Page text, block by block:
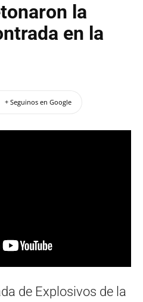
la
en la
+ Seguinos en Google
de Explosivos de la